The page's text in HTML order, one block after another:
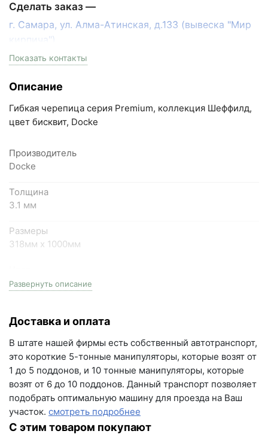
Сделать заказ —
г. Самара, ул. Алма-Атинская, д.133 (вывеска "Мир
кирпича")
пн-пт с 9:00 до 18:00, сб с 10:00 до 16:00
+7 (993) 993-77-33
Написать в МАКС
Самарская область, Волжский район, село
кирпича")
пн-пт с 9:00 до 18:00, сб с 10:00 до 16:00
+7 (993) 993-77-44
Написать в Telegram
Написать на почту
г.Самара, ул. Садовая, дом 199, помещение Н8
(вывеска "Мир кирпича")
пн-пт с 9:00 до 18:00
Показать контакты
Описание
Гибкая черепица серия Premium, коллекция Шеффилд,
цвет бисквит, Docke
Производитель
Docke
Толщина
3.1 мм
Размеры
318мм x 1000мм
бисквит
3 м2
Серия
Premium
Тип
гибкая черепица
Номенклатура
Развернуть описание
Доставка и оплата
В штате нашей фирмы есть собственный автотранспорт,
это короткие 5-тонные манипуляторы, которые возят от
1 до 5 поддонов, и 10 тонные манипуляторы, которые
возят от 6 до 10 поддонов. Данный транспорт позволяет
подобрать оптимальную машину для проезда на Ваш
участок. смотреть подробнее
С этим товаром покупают